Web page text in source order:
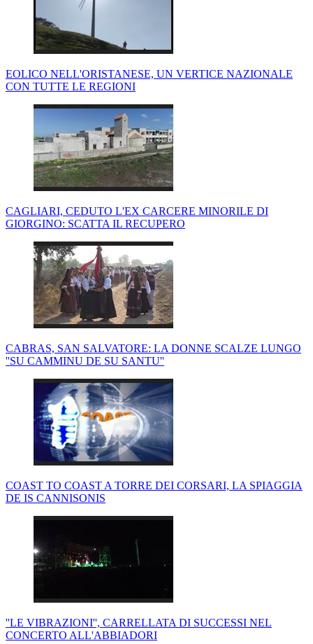
EOLICO NELL'ORISTANESE, UN VERTICE NAZIONALE
CON TUTTE LE REGIONI
CAGLIARI, CEDUTO L'EX CARCERE MINORILE DI
GIORGINO: SCATTA IL RECUPERO
CABRAS, SAN SALVATORE: LA DONNE SCALZE LUNGO
''SU CAMMINU DE SU SANTU''
COAST TO COAST A TORRE DEI CORSARI, LA SPIAGGIA
DE IS CANNISONIS
''LE VIBRAZIONI'', CARRELLATA DI SUCCESSI NEL
CONCERTO ALL'ABBIADORI